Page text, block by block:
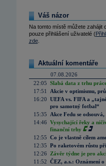
Váš názor
Na tomto místě můžete zahájit
pouze přihlášení uživatelé (
zde.
Aktuální komentáře
07.08.2026
22:05 Slabá data z trhu
17:51
Akcie v optimismu,
16:20 UEFA vs. FIFA a
pro samotný fotbal“
15:35
Akce Fedu se
14:46 Vysychající řeky a
finanční trhy
12:55 Co je vlastně cílem
12:35 Po raketovém růstu
12:26
Závěr týdne je pro
11:52 ČEZ, a.s.: Oznámení